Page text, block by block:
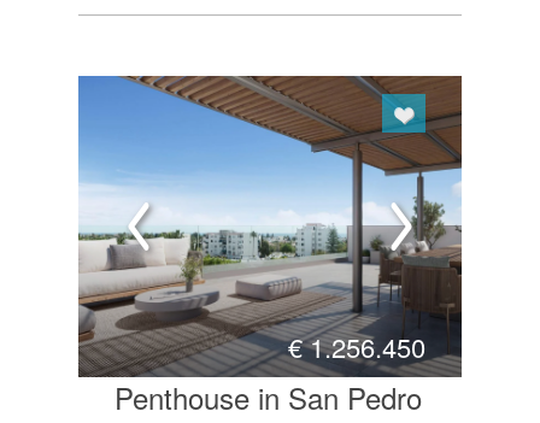
€1.256.450
Penthouse in San Pedro